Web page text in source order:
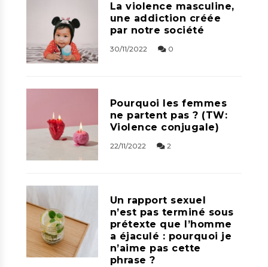
La violence masculine,
une addiction créée
par notre société
30/11/2022 0
Pourquoi les femmes
ne partent pas ? (TW:
Violence conjugale)
22/11/2022 2
Un rapport sexuel
n’est pas terminé sous
prétexte que l’homme
a éjaculé : pourquoi je
n’aime pas cette
phrase ?